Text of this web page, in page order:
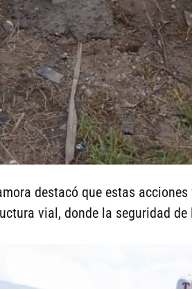
destacó que estas
vial, donde la seguridad